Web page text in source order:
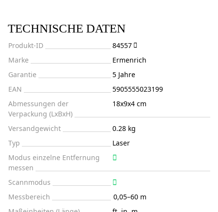
TECHNISCHE DATEN
Produkt-ID
84557
Marke
Ermenrich
Garantie
5 Jahre
EAN
5905555023199
Abmessungen der
Verpackung (LxBxH)
18x9x4 cm
Versandgewicht
0.28 kg
Typ
Laser
Modus einzelne Entfernung
messen
Scannmodus
Messbereich
0,05–60 m